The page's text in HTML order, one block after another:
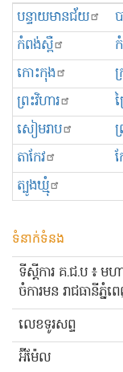
បន្ទាយមានជ័យ
កំពង់ស្ពឺ
កោះកុង
ព្រះ​វិហារ
សៀមរាប
តាកែវ
ត្បូងឃ្មុំ
ទំនាក់ទំនង
ទីស្ដីការ គ.ជ.ប ៖ ម
ចំការមន រាជធានីភ្នំព
លេខ​ទូរសព្ទ
អ៊ីម៉ែល